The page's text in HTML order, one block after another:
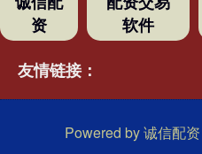
资
软件
友情链接：
Powered by诚信配资